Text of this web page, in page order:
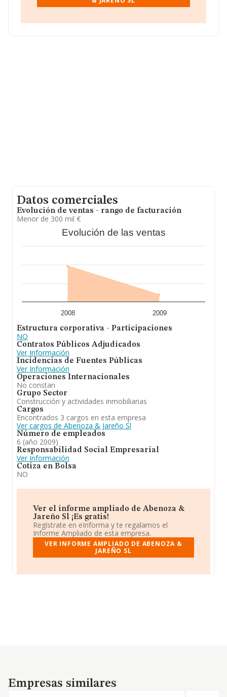
Las Acacias núm. 49, (19200), en el municipio de
Mancha.
Datos comerciales
Evolución de ventas - rango de facturación
Menor de 300 mil €
Evolución de las ventas
2008 2009
Estructura corporativa - Participaciones
NO
Contratos Públicos Adjudicados
Ver Información
Incidencias de Fuentes Públicas
Ver Información
Operaciones Internacionales
No constan
Grupo Sector
Construcción y actividades inmobiliarias
Cargos
Encontrados 3 cargos en esta empresa
Ver cargos de Abenoza & Jareño Sl
Número de empleados
6 (año 2009)
Responsabilidad Social Empresarial
Ver Información
Cotiza en Bolsa
NO
Ver el informe ampliado de Abenoza &
Jareño Sl ¡Es gratis!
Regístrate en eInforma y te regalamos el
Informe Ampliado de esta empresa.
VER INFORME AMPLIADO DE ABENOZA &
JAREÑO SL
Empresas similares
Empresas similares